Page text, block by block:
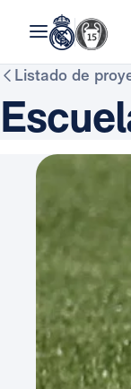
Listado de